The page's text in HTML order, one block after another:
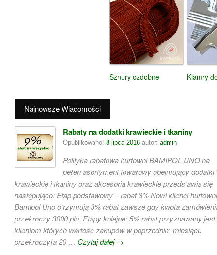
Sznury ozdobne Klamry
Najnowsze Wiadomości
Rabaty na dodatki krawieckie i tkaniny
Opublikowano: 8 lipca 2016 autor: admin
Polityka rabatowa hurtowni BAMIPOL UNO na
pełen asortyment towarowy obejmujący dodatki
krawieckie i tkaniny oraz akcesoria krawieckie przedstawia się
następująco: Etap podstawowy – rabat 3% Nowi klienci hurtowni
Bamipol Uno otrzymują 3% rabat zawsze gdy kwota
przekroczy 3000 pln. Etapy kolejne: 5% rabat przyznawany jest
klientom których wartość zakupów w poprzednim miesiącu
przekroczyła 20 … Czytaj dalej →